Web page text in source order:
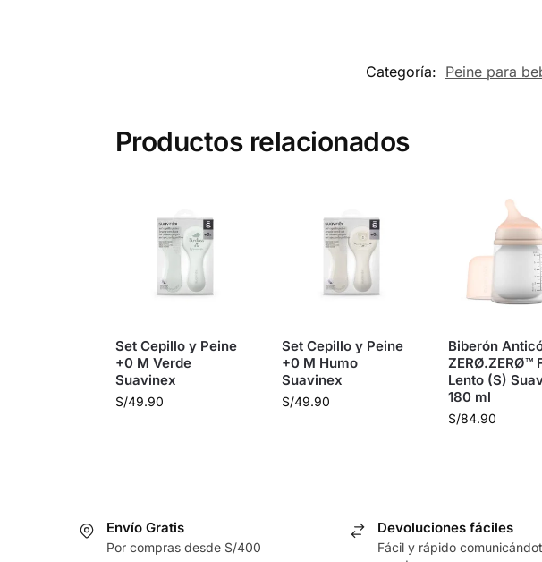
Categoría: Peine para
Productos relacionados
Set Cepillo y Peine
+0 M Verde
Suavinex
S/49.90
Set Cepillo y Peine
+0 M Humo
Suavinex
S/49.90
Biberón
ZERØ.ZERØ™
Lento (S)
180 ml
S/84.90
Envío Gratis
Por compras desde S/400
Devoluciones fáciles
Fácil y rápido